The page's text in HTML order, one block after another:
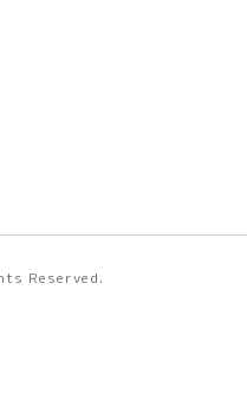
Reserved.